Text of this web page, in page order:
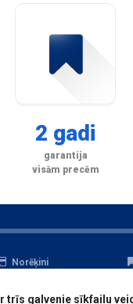
2 gadi
garantija
visām precēm
Norēķini
Serviss
Ir trīs galvenie sīkfailu